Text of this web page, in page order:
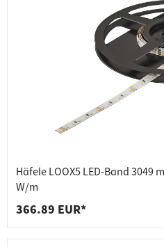
Häfele LOOX5 LED-Band 3049
W/m
366.89 EUR*